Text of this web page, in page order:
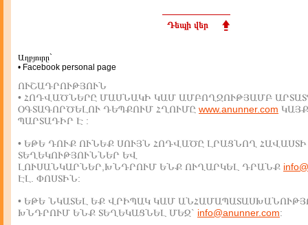
Դեպի վեր
Աղբյուրը`
• Facebook personal page
ՈՒՇԱԴՐՈՒԹՅՈՒՆ
• ՀՈԴՎԱԾՆԵՐԸ ՄԱՍՆԱԿԻ ԿԱՄ ԱՄԲՈՂՋՈՒԹՅԱՄԲ
ՕԳՏԱԳՈՐԾԵԼՈՒ ԴԵՊՔՈՒՄ ՀՂՈՒՄԸ www.anunner.com
ՊԱՐՏԱԴԻՐ Է :
• ԵԹԵ ԴՈՒՔ ՈՒՆԵՔ ՍՈՒՅՆ ՀՈԴՎԱԾԸ ԼՐԱՑՆՈՂ ՀԱՎԱՍՏԻ
ՏԵՂԵԿՈՒԹՅՈՒՆՆԵՐ ԵՎ
ԼՈՒՍԱՆԿԱՐՆԵՐ,ԽՆԴՐՈՒՄ ԵՆՔ ՈՒՂԱՐԿԵԼ ԴՐԱՆՔ
ԷԼ. ՓՈՍՏԻՆ:
• ԵԹԵ ՆԿԱՏԵԼ ԵՔ ՎՐԻՊԱԿ ԿԱՄ
ԽՆԴՐՈՒՄ ԵՆՔ ՏԵՂԵԿԱՑՆԵԼ ՄԵԶ` info@anunner.com: